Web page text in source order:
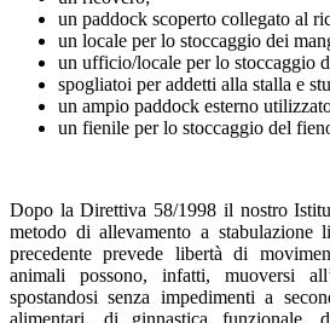
un paddock scoperto collegato al
un locale per lo stoccaggio dei
un ufficio/locale per lo stoccaggio
spogliatoi per addetti alla stalla e
un ampio paddock esterno
un fienile per lo stoccaggio del
Dopo la Direttiva 58/1998 il nostro
metodo di allevamento a stabulazione
precedente prevede libertà di
animali possono, infatti, muoversi
spostandosi senza impedimenti a